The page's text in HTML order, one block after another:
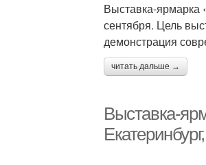
Выставка-ярмарка
сентября. Цель
демонстрация
читать дальше →
Выставка-